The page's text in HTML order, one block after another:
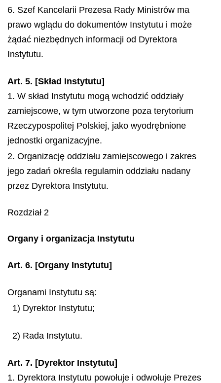
6. Szef Kancelarii Prezesa Rady Ministrów ma
prawo wglądu do dokumentów Instytutu i może
żądać niezbędnych informacji od Dyrektora
Instytutu.
Art. 5. [Skład Instytutu]
1. W skład Instytutu mogą wchodzić oddziały
zamiejscowe, w tym utworzone poza terytorium
Rzeczypospolitej Polskiej, jako wyodrębnione
jednostki organizacyjne.
2. Organizację oddziału zamiejscowego i zakres
jego zadań określa regulamin oddziału nadany
przez Dyrektora Instytutu.
Rozdział 2
Organy i organizacja Instytutu
Art. 6. [Organy Instytutu]
Organami Instytutu są:
1) Dyrektor Instytutu;
2) Rada Instytutu.
Art. 7. [Dyrektor Instytutu]
1. Dyrektora Instytutu powołuje i odwołuje Prezes